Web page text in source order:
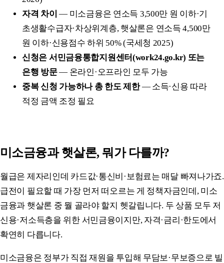
자격 차이 — 미소금융은 연소득 3,500만 원 이하·기
초생활수급자·차상위계층, 햇살론은 연소득 4,500만
원 이하·신용점수 하위 50% (국세청 2025)
신청은 서민금융통합지원센터(work24.go.kr) 또는
은행 방문— 온라인·오프라인 모두 가능
중복 신청 가능하나 총 한도 제한— 소득·신용 따라
적정 금액 조정 필요
미소금융과 햇살론, 뭐가 다를까?
월급은 제자리인데 카드값·통신비·보험료는 매달 빠져나가죠.
급전이 필요할 때 가장 먼저 떠오르는 게 정책자금인데, 미소
금융과 햇살론 중 뭘 골라야 할지 헷갈립니다. 두 상품 모두 저
신용·저소득층을 위한 서민금융이지만, 자격·금리·한도에서
확연히 다릅니다.
미소금융은 정부가 직접 재원을 투입해 무담보·무보증으로 빌